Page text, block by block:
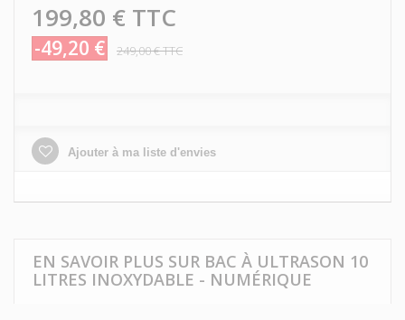
199,80 € TTC
-49,20 € 249,00 €TTC
Ajouter à ma liste d'envies
EN SAVOIR PLUS SUR BAC À ULTRASON 10
LITRES INOXYDABLE - NUMÉRIQUE